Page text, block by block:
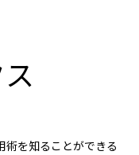
術を知ることができる